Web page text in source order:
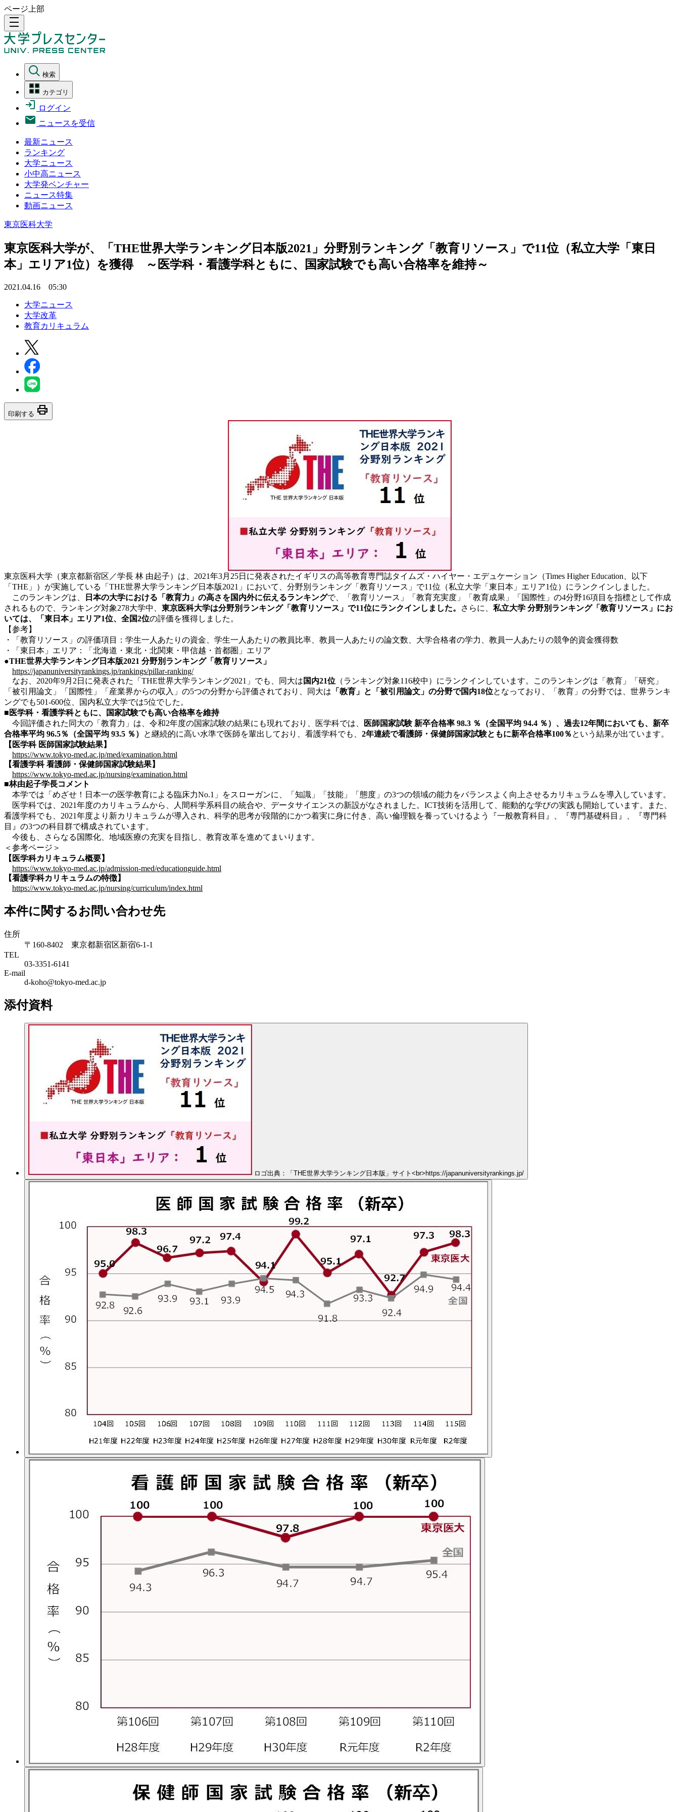
ページ上部
density_medium
検索
カテゴリ
ログイン
ニュースを受信
最新ニュース
ランキング
大学ニュース
小中高ニュース
大学発ベンチャー
ニュース特集
動画ニュース
東京医科大学
東京医科大学が、「THE世界大学ランキング日本版2021」分野別ランキング「教育リソース」で11位（私立大学「東日
本」エリア1位）を獲得 ～医学科・看護学科ともに、国家試験でも高い合格率を維持～
2021.04.16 05:30
大学ニュース
大学改革
教育カリキュラム
印刷する print
東京医科大学（東京都新宿区／学長 林 由起子）は、2021年3月25日に発表されたイギリスの高等教育専門誌タイムズ・ハイヤー・エデュケーション（Times Higher Education、以下
「THE」）が実施している「THE世界大学ランキング日本版2021」において、分野別ランキング「教育リソース」で11位（私立大学「東日本」エリア1位）にランクインしました。
このランキングは、
日本の大学における「教育力」の高さを国内外に伝えるランキングで、「教育リソース」「教育充実度」「教育成果」「国際性」の4分野16項目を指標として作成
されるもので、ランキング対象278大学中、 東京医科大学は分野別ランキング「教育リソース」で11位にランクインしました。 さらに、 私立大学 分野別ランキング「教育リソース」にお
いては、「東日本」エリア1位、全国2位の評価を獲得しました。
【参考】
・「教育リソース」の評価項目：学生一人あたりの資金、学生一人あたりの教員比率、教員一人あたりの論文数、大学合格者の学力、教員一人あたりの競争的資金獲得数
・「東日本」エリア：「北海道・東北・北関東・甲信越・首都圏」エリア
●THE世界大学ランキング日本版2021 分野別ランキング「教育リソース」
https://japanuniversityrankings.jp/rankings/pillar-ranking/
なお、2020年9月2日に発表された「THE世界大学ランキング2021」でも、同大は 国内21位 （ランキング対象116校中）にランクインしています。このランキングは「教育」「研究」
「被引用論文」「国際性」「産業界からの収入」の5つの分野から評価されており、同大は 「教育」と「被引用論文」の分野で国内18位となっており、「教育」の分野では、世界ランキ
ングでも501-600位、国内私立大学では5位でした。
■医学科・看護学科ともに、国家試験でも高い合格率を維持
今回評価された同大の「教育力」は、令和2年度の国家試験の結果にも現れており、医学科では、
医師国家試験 新卒合格率 98.3 ％（全国平均 94.4 ％）、過去12年間においても、新卒
合格率平均 96.5％（全国平均 93.5 ％）
と継続的に高い水準で医師を輩出しており、看護学科でも、 2年連続で看護師・保健師国家試験ともに新卒合格率100％ という結果が出ています。
【医学科 医師国家試験結果】
https://www.tokyo-med.ac.jp/med/examination.html
【看護学科 看護師・保健師国家試験結果】
https://www.tokyo-med.ac.jp/nursing/examination.html
■林由起子学長コメント
本学では「めざせ！日本一の医学教育による臨床力No.1」をスローガンに、「知識」「技能」「態度」の3つの領域の能力をバランスよく向上させるカリキュラムを導入しています。
医学科では、2021年度のカリキュラムから、人間科学系科目の統合や、データサイエンスの新設がなされました。ICT技術を活用して、能動的な学びの実践も開始しています。また、
看護学科でも、2021年度より新カリキュラムが導入され、科学的思考が段階的にかつ着実に身に付き、高い倫理観を養っていけるよう『一般教育科目』、『専門基礎科目』、『専門科
目』の3つの科目群で構成されています。
今後も、さらなる国際化、地域医療の充実を目指し、教育改革を進めてまいります。
＜参考ページ＞
【医学科カリキュラム概要】
https://www.tokyo-med.ac.jp/admission-med/educationguide.html
【看護学科カリキュラムの特徴】
https://www.tokyo-med.ac.jp/nursing/curriculum/index.html
本件に関するお問い合わせ先
住所
〒160-8402 東京都新宿区新宿6-1-1
TEL
03-3351-6141
E-mail
d-koho@tokyo-med.ac.jp
添付資料
ロゴ出典：「THE世界大学ランキング日本版」サイト<br>https://japanuniversityrankings.jp/